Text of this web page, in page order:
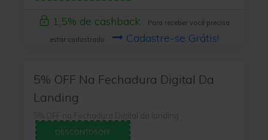
1,5% de cashback
Para receber você precisa
estar cadastrado
Cadastre-se Grátis!
5% OFF Na Fechadura Digital Da
Landing
5% OFF na Fechadura Digital da landing
DESCONTO5OFF